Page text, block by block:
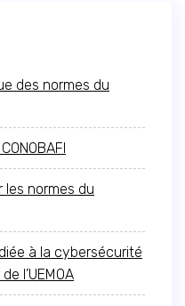
des normes du
les normes du
à la cybersécurité
l’UEMOA